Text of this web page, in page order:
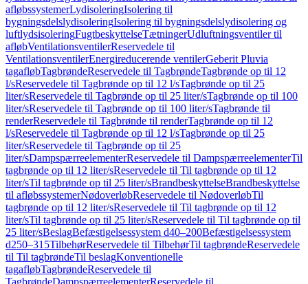
afløbssystemerLydisoleringIsolering til
bygningsdelslydisoleringIsolering til bygningsdelslydisolering og
luftlydsisoleringFugtbeskyttelseTætningerUdluftningsventiler til
afløbVentilationsventilerReservedele til
VentilationsventilerEnergireducerende ventilerGeberit Pluvia
tagafløbTagbrøndeReservedele til TagbrøndeTagbrønde op til 12
l/sReservedele til Tagbrønde op til 12 l/sTagbrønde op til 25
liter/sReservedele til Tagbrønde op til 25 liter/sTagbrønde op til 100
liter/sReservedele til Tagbrønde op til 100 liter/sTagbrønde til
renderReservedele til Tagbrønde til renderTagbrønde op til 12
l/sReservedele til Tagbrønde op til 12 l/sTagbrønde op til 25
liter/sReservedele til Tagbrønde op til 25
liter/sDampspærreelementerReservedele til DampspærreelementerTil
tagbrønde op til 12 liter/sReservedele til Til tagbrønde op til 12
liter/sTil tagbrønde op til 25 liter/sBrandbeskyttelseBrandbeskyttelse
til afløbssystemerNødoverløbReservedele til NødoverløbTil
tagbrønde op til 12 liter/sReservedele til Til tagbrønde op til 12
liter/sTil tagbrønde op til 25 liter/sReservedele til Til tagbrønde op til
25 liter/sBeslagBefæstigelsessystem d40–200Befæstigelsessystem
d250–315TilbehørReservedele til TilbehørTil tagbrøndeReservedele
til Til tagbrøndeTil beslagKonventionelle
tagafløbTagbrøndeReservedele til
TagbrøndeDampspærreelementerReservedele til